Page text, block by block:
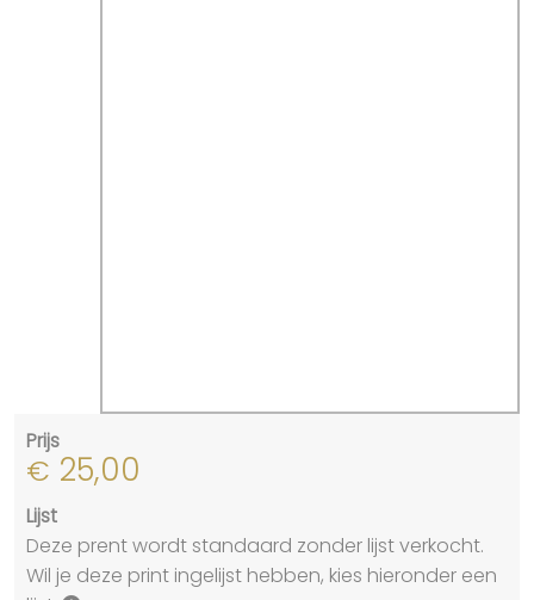
Prijs
€ 25,00
Lijst
Deze prent wordt standaard zonder lijst verkocht.
Wil je deze print ingelijst hebben, kies hieronder een